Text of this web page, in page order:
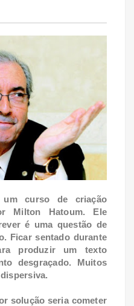
curso de criação
Milton Hatoum. Ele
é uma questão de
Ficar sentado durante
produzir um texto
desgraçado. Muitos
solução seria cometer